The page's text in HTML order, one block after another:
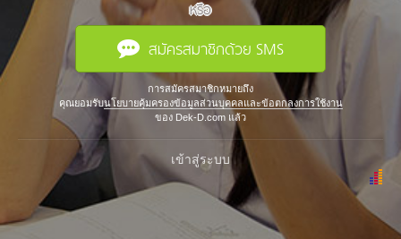
หรือ
สมัครสมาชิกด้วย SMS
การสมัครสมาชิกหมายถึง
คุณยอมรับนโยบายคุ้มครองข้อมูลส่วนบุคคลและข้อตกลงการใช้งาน
ของ Dek-D.com แล้ว
เข้าสู่ระบบ